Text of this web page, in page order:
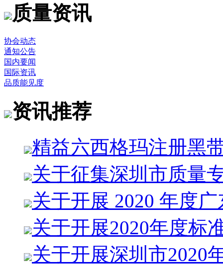
质量资讯
协会动态
通知公告
国内要闻
国际资讯
品质能见度
资讯推荐
精益六西格玛注册黑
关于征集深圳市质量
关于开展 2020 年度广
关于开展2020年度标
关于开展深圳市2020